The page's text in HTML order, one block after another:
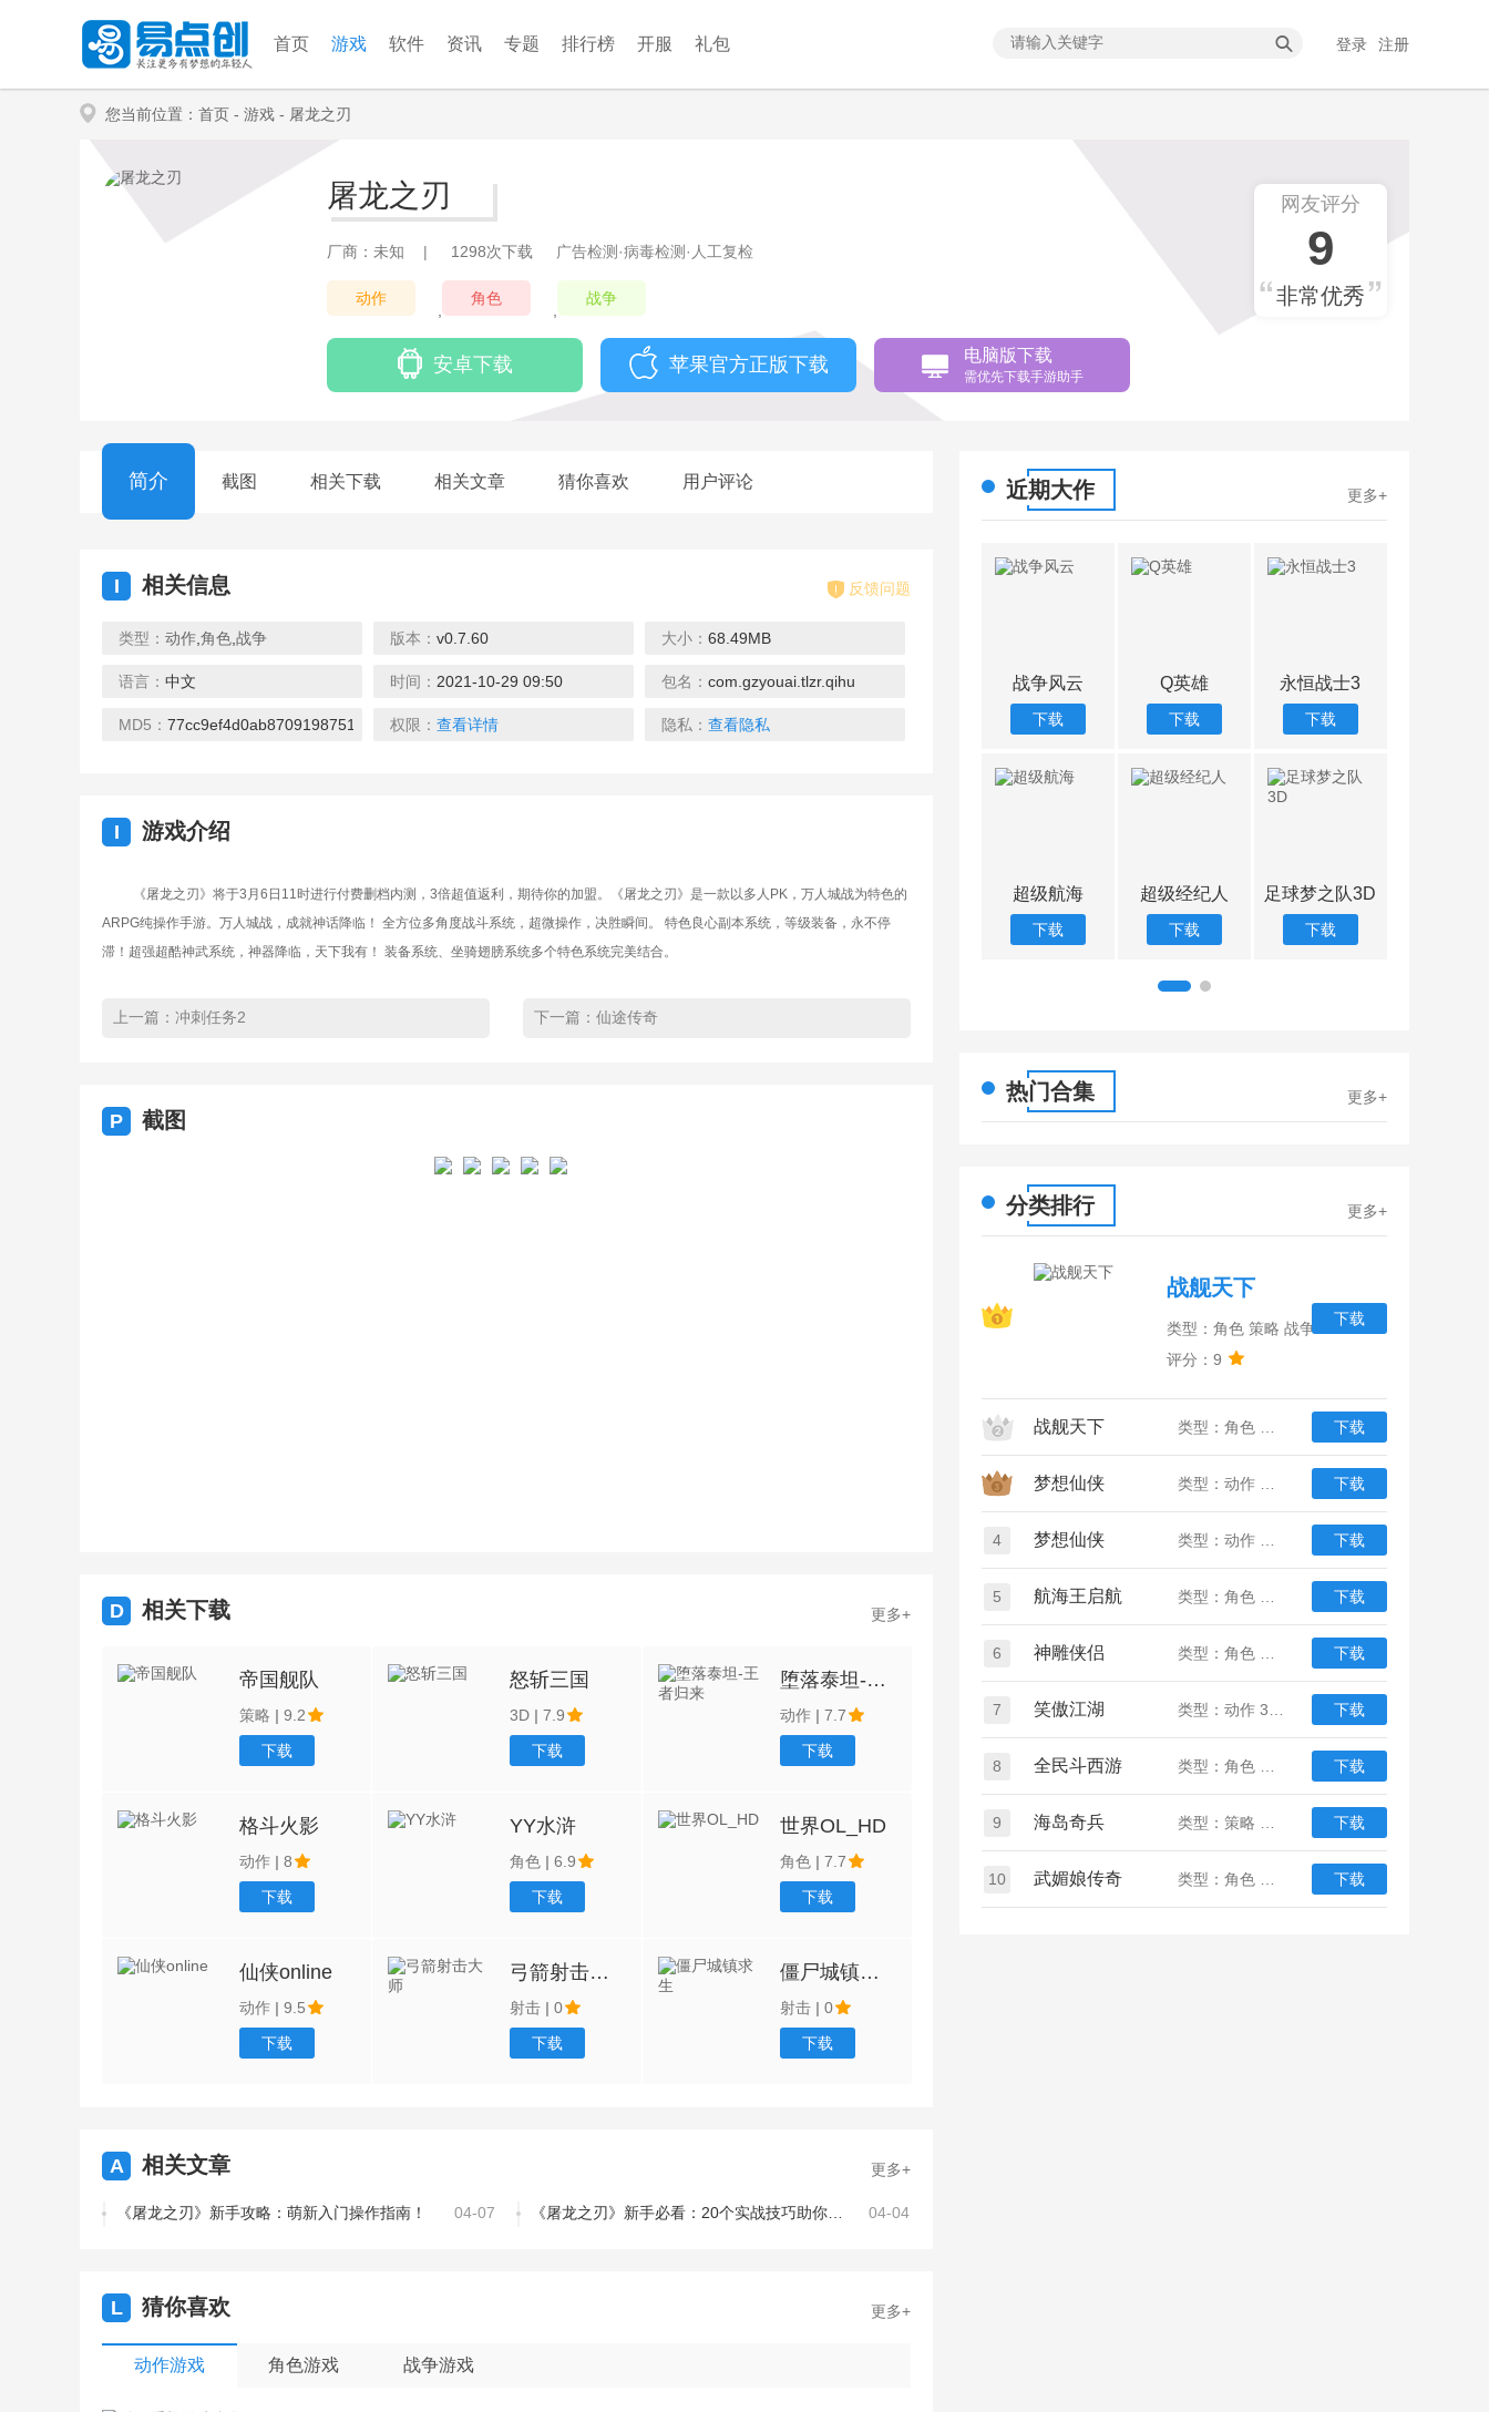
首页 游戏 软件 资讯 专题 排行榜 开服 礼包 登录 注册
您当前位置： 首页 - 游戏 - 屠龙之刃
屠龙之刃
厂商：未知 | 1298次下载 广告检测·病毒检测·人工复检
动作 角色 战争
安卓下载 苹果官方正版下载 电脑版下载
需优先下载手游助手
网友评分
9
非常优秀
简介 截图 相关下载 相关文章 猜你喜欢 用户评论
I 相关信息 反馈问题
类型： 动作 角色 战争 版本： v0.7.60 大小： 68.49MB
语言： 中文 时间： 2021-10-29 09:50 包名： com.gzyouai.tlzr.qihu
MD5： 77cc9ef4d0ab8709198751b8e2706fcc
权限： 查看详情 隐私： 查看隐私
I 游戏介绍
《屠龙之刃》将于3月6日11时进行付费删档内测，3倍超值返利，期待你的加盟。《屠龙之刃》是一款以多人PK，万人城战为特色的
ARPG纯操作手游。万人城战，成就神话降临！ 全方位多角度战斗系统，超微操作，决胜瞬间。 特色良心副本系统，等级装备，永不停
滞！超强超酷神武系统，神器降临，天下我有！ 装备系统、坐骑翅膀系统多个特色系统完美结合。
上一篇： 冲刺任务2 下一篇： 仙途传奇
P 截图
D 相关下载 更多+
帝国舰队
策略 | 9.2
下载
怒斩三国
3D | 7.9
下载
堕落泰坦-王者归来
动作 | 7.7
下载
格斗火影
动作 | 8
下载
YY水浒
角色 | 6.9
下载
世界OL_HD
角色 | 7.7
下载
仙侠online
动作 | 9.5
下载
弓箭射击大师
射击 | 0
下载
僵尸城镇求生
射击 | 0
下载
A 相关文章 更多+
《屠龙之刃》新手攻略：萌新入门操作指南！ 04-07 04-04
L 猜你喜欢 更多+
动作游戏 角色游戏 战争游戏
近期大作 更多+
疯狂的僵尸 把它们击倒
下载
坦克COME
下载
空中大作战1
下载
火炮发射新模
下载
战争风云
下载
Q英雄
下载
永恒战士3
下载
超级航海
下载
超级经纪人
下载
足球梦之队3D
下载
热门合集 更多+
分类排行 更多+
战舰天下
类型：角色 策略 战争
评分：9
下载
战舰天下 下载
梦想仙侠 下载
4 梦想仙侠 下载
5 航海王启航 下载
6 神雕侠侣 下载
7 笑傲江湖 下载
8 全民斗西游 下载
9 海岛奇兵 下载
10 武媚娘传奇 下载